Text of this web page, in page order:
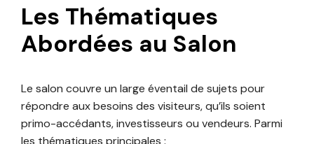
Les Thématiques
Abordées au Salon
Le salon couvre un large éventail de sujets pour
répondre aux besoins des visiteurs, qu’ils soient
primo-accédants, investisseurs ou vendeurs. Parmi
les thématiques principales :